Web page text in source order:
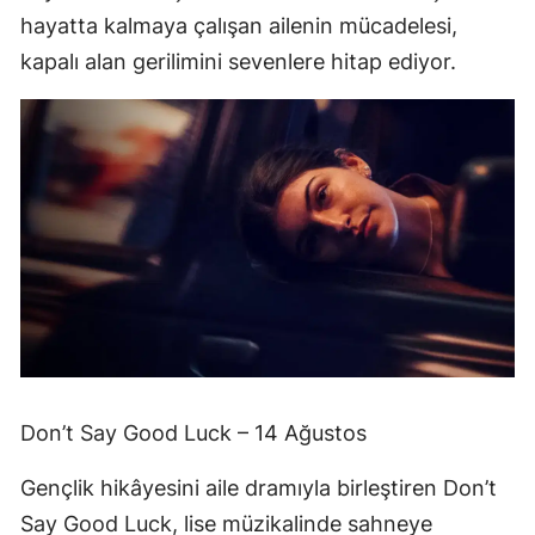
hayatta kalmaya çalışan ailenin mücadelesi,
kapalı alan gerilimini sevenlere hitap ediyor.
Don’t Say Good Luck – 14 Ağustos
Gençlik hikâyesini aile dramıyla birleştiren Don’t
Say Good Luck, lise müzikalinde sahneye